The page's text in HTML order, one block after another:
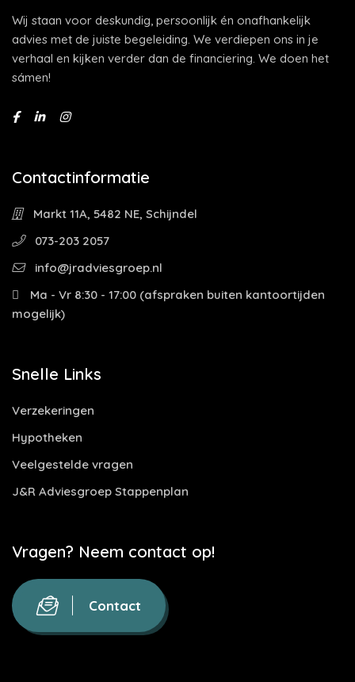
Wij staan voor deskundig, persoonlijk én onafhankelijk
advies met de juiste begeleiding. We verdiepen ons in je
verhaal en kijken verder dan de financiering. We doen het
sámen!
Contactinformatie
Markt 11A, 5482 NE, Schijndel
073-203 2057
info@jradviesgroep.nl
Ma - Vr 8:30 - 17:00 (afspraken buiten kantoortijden
mogelijk)
Snelle Links
Verzekeringen
Hypotheken
Veelgestelde vragen
J&R Adviesgroep Stappenplan
Vragen? Neem contact op!
Contact